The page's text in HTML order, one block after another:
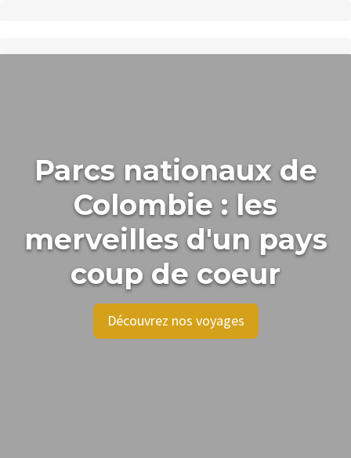
Parcs nationaux de
Colombie : les
merveilles d'un pays
coup de coeur
Découvrez nos voyages